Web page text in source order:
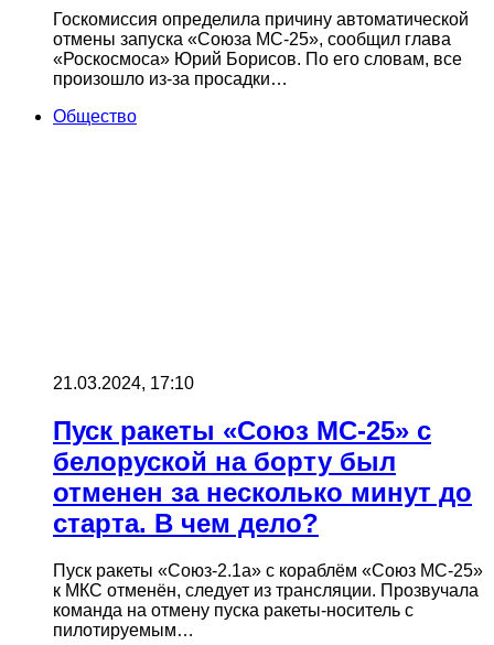
Госкомиссия определила причину автоматической
отмены запуска «Союза МС-25», сообщил глава
«Роскосмоса» Юрий Борисов. По его словам, все
произошло из-за просадки…
Общество
21.03.2024, 17:10
Пуск ракеты «Союз МС-25» c
белоруской на борту был
отменен за несколько минут до
старта. В чем дело?
Пуск ракеты «Союз-2.1а» с кораблём «Союз МС-25»
к МКС отменён, следует из трансляции. Прозвучала
команда на отмену пуска ракеты-носитель с
пилотируемым…